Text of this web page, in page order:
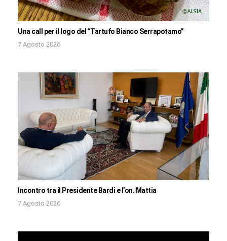
Una call per il logo del “Tartufo Bianco Serrapotamo”
7 Agosto 2026
Incontro tra il Presidente Bardi e l’on. Mattia
7 Agosto 2026